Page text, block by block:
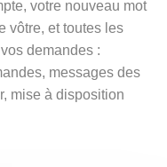
votre nouveau mot
vôtre, et toutes les
demandes :
messages des
mise à disposition